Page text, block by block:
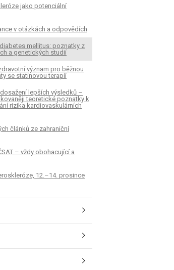
jako potenciální
v otázkách a odpovědích
mellitus: poznatky z
a genetických studií
význam pro běžnou
se statinovou terapií
lepších výsledků –
teoretické poznatky k
rizika kardiovaskulárních
článků ze zahraniční
– vždy obohacující a
12.–14. prosince